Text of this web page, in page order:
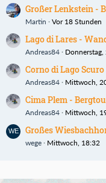
Großer Lenkstein -
Martin Vor 18 Stunden
Lago di Lares -
Andreas84 Donnerstag,
Corno di Lago
Andreas84 Mittwoch,
Cima Plem -
Andreas84 Mittwoch,
Großes
wege Mittwoch, 18:32